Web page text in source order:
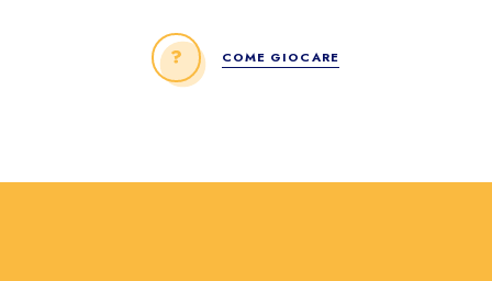
COME GIOCARE